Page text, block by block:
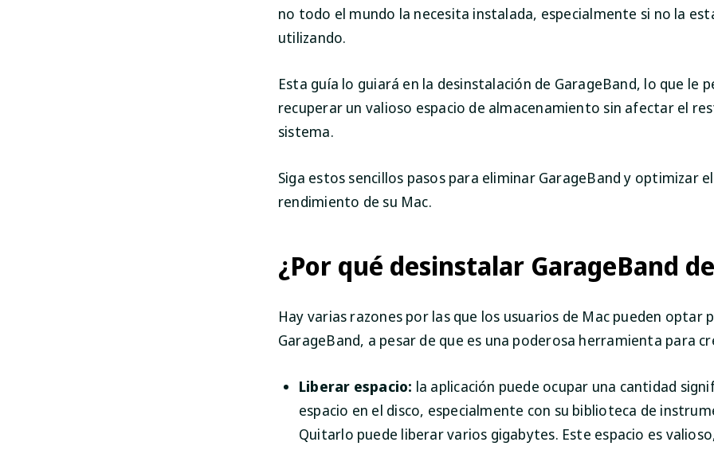
no todo el mundo la necesita instalada, especialmente si no la
utilizando.
Esta guía lo guiará en la desinstalación de GarageBand, lo que le
recuperar un valioso espacio de almacenamiento sin afectar el
sistema.
Siga estos sencillos pasos para eliminar GarageBand y optimizar el
rendimiento de su Mac.
¿Por qué desinstalar GarageBand
Hay varias razones por las que los usuarios de Mac pueden optar
GarageBand, a pesar de que es una poderosa herramienta para
Liberar espacio: la aplicación puede ocupar una cantidad
espacio en el disco, especialmente con su biblioteca de
Quitarlo puede liberar varios gigabytes. Este espacio es